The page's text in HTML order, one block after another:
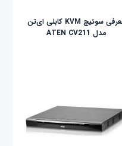
معرفی سوئیچ KVM کابلی ای‌تن
مدل ATEN CV211